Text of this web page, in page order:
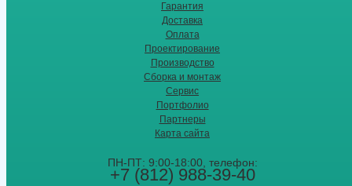
Гарантия
Доставка
Оплата
Проектирование
Производство
Сборка и монтаж
Сервис
Портфолио
Партнеры
Карта сайта
ПН-ПТ: 9:00-18:00, телефон:
+7 (812) 988-39-40